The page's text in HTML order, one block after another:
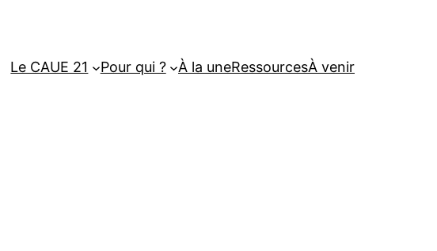
Le CAUE 21 Pour qui ? À la uneRessourcesÀ venir